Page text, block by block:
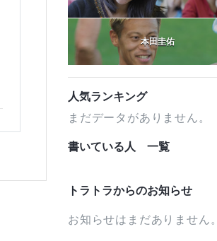
本田圭佑
人気ランキング
まだデータがありません。
書いている人 一覧
トラトラからのお知らせ
お知らせはまだありません。